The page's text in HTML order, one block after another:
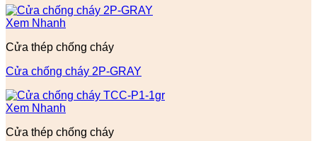
Xem Nhanh
Cửa thép chống cháy
Cửa chống cháy 2P-GRAY
Xem Nhanh
Cửa thép chống cháy